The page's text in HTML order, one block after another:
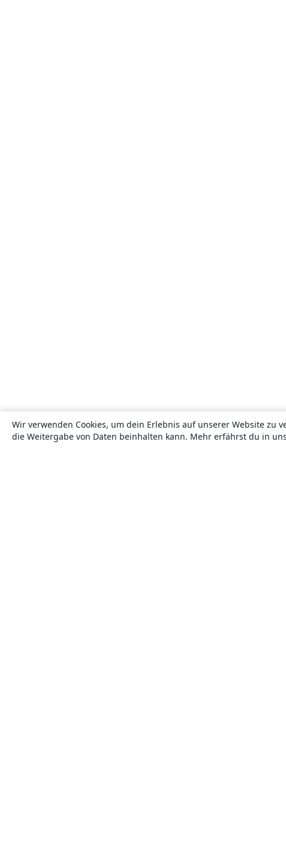
Wir verwenden Cookies, um dein Erlebnis auf unserer Website
die Weitergabe von Daten beinhalten kann. Mehr erfährst du in